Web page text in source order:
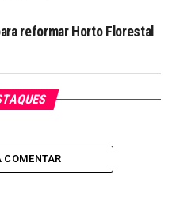
reformar Horto Florestal
COMENTAR